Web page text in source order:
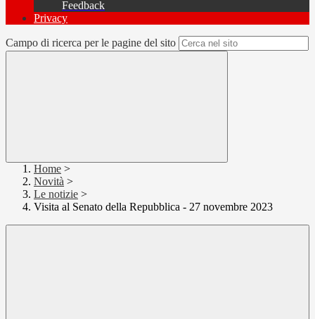
Feedback
Privacy
Campo di ricerca per le pagine del sito
Home >
Novità >
Le notizie >
Visita al Senato della Repubblica - 27 novembre 2023